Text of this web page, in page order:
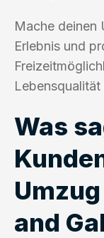
Mache deinen
Erlebnis und
Was
and